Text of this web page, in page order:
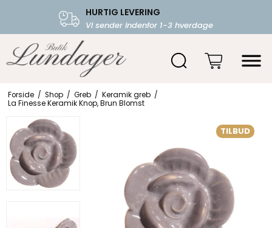
HURTIG LEVERING
Vi sender indenfor 1-3 hverdage
FRI FRAGT OVER 599.-
Starter fra 39,-
Forside / Shop / Greb / Keramik greb /
La Finesse Keramik Knop, Brun Blomst
TILBUD